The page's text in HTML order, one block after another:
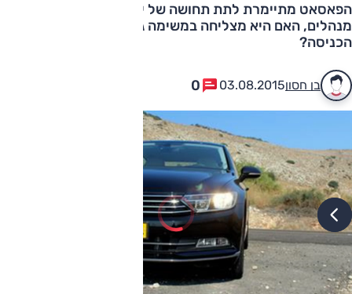
הפאסאט מתיימרת לתת תחושה של יותר מ"סתם" מכונית
מנהלים, האם היא מצליחה במשימה גם כשמדובר בגרסת
הכניסה?
בן חסון03.08.2015
0